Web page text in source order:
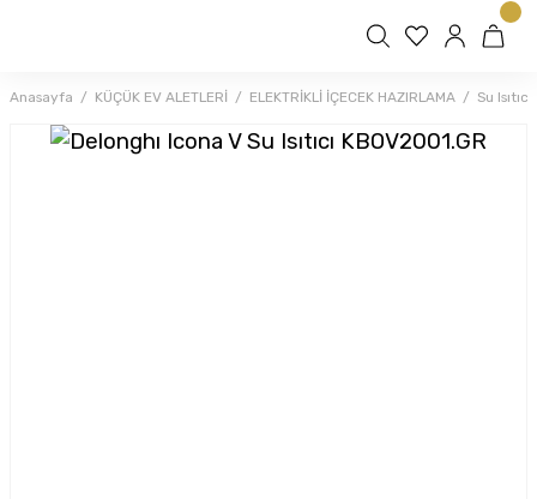
Anasayfa KÜÇÜK EV ALETLERİ ELEKTRİKLİ İÇECEK HAZIRLAMA Su Isıtıcı